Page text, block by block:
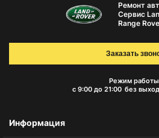
Ремонт
Сервис
Range
Режим
с 9:00 до 21:00 без
Заказать
Информация